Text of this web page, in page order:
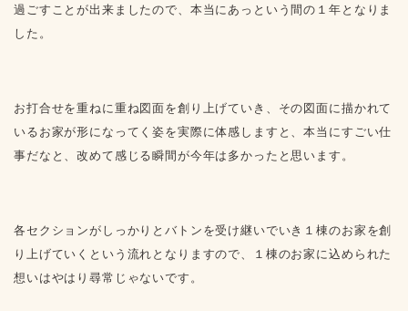
過ごすことが出来ましたので、本当にあっという間の１年となりま
した。
お打合せを重ねに重ね図面を創り上げていき、その図面に描かれて
いるお家が形になってく姿を実際に体感しますと、本当にすごい仕
事だなと、改めて感じる瞬間が今年は多かったと思います。
各セクションがしっかりとバトンを受け継いでいき１棟のお家を創
り上げていくという流れとなりますので、１棟のお家に込められた
想いはやはり尋常じゃないです。